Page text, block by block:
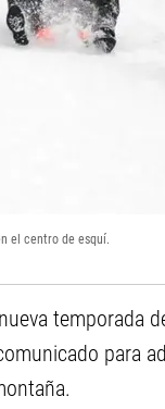
el centro de esquí.
temporada
para